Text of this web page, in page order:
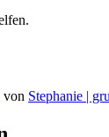
von Stephanie |